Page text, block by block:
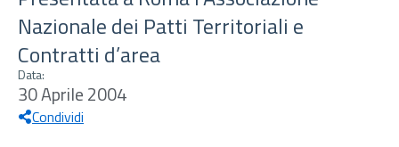
Nazionale dei Patti Territoriali e
Contratti d’area
Data:
30 Aprile 2004
Condividi